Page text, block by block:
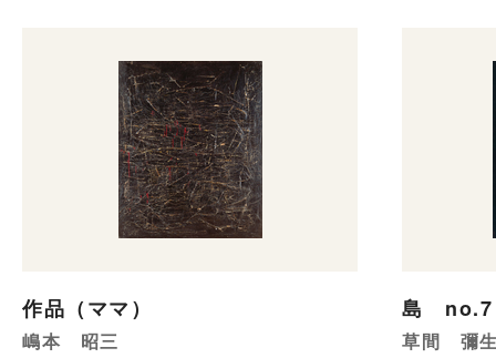
作品（ママ）
嶋本 昭三
島 no.7
草間 彌